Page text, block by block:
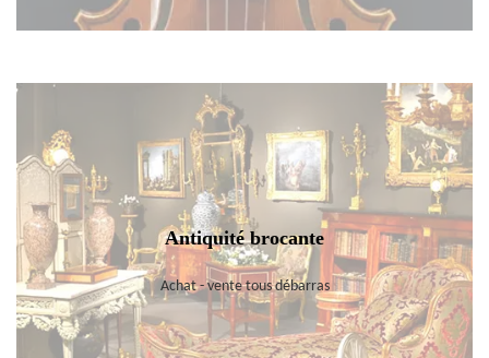
Antiquité brocante
Achat - vente tous débarras